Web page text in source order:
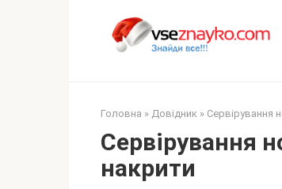
Головна » Довідник » Сервірування
Сервірування
накрити